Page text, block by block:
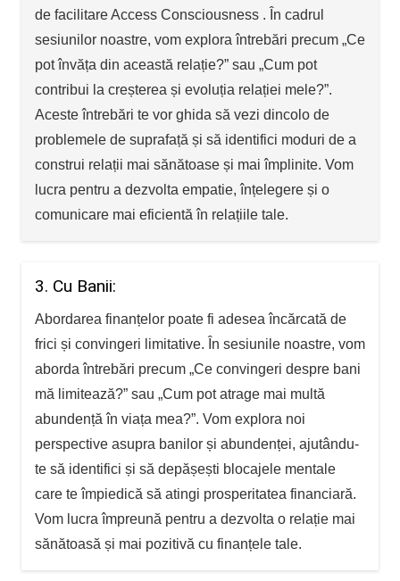
de facilitare Access Consciousness . În cadrul
sesiunilor noastre, vom explora întrebări precum „Ce
pot învăța din această relație?” sau „Cum pot
contribui la creșterea și evoluția relației mele?”.
Aceste întrebări te vor ghida să vezi dincolo de
problemele de suprafață și să identifici moduri de a
construi relații mai sănătoase și mai împlinite. Vom
lucra pentru a dezvolta empatie, înțelegere și o
comunicare mai eficientă în relațiile tale.
3. Cu Banii:
Abordarea finanțelor poate fi adesea încărcată de
frici și convingeri limitative. În sesiunile noastre, vom
aborda întrebări precum „Ce convingeri despre bani
mă limitează?” sau „Cum pot atrage mai multă
abundență în viața mea?”. Vom explora noi
perspective asupra banilor și abundenței, ajutându-
te să identifici și să depășești blocajele mentale
care te împiedică să atingi prosperitatea financiară.
Vom lucra împreună pentru a dezvolta o relație mai
sănătoasă și mai pozitivă cu finanțele tale.